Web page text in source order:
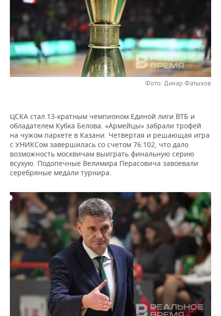
НЕФТЕХИМИЯ
НЕФТЬ
ОПК
ЭНЕРГЕТИКА
РОЗНИЧНАЯ ТОРГОВЛЯ
ТРАНСПОРТ
УСЛУГИ
НОВОСТИ ТЕХНОЛОГИЙ
IT
МЕДИА
МЕРОПРИЯТИЯ
НОВОСТИ МЕРОПРИЯТИЙ
ВЫЕЗДНАЯ РЕДАКЦИЯ
ОТКРЫТАЯ ЛЕКЦИЯ
СПОРТ
НОВОСТИ СПОРТА
БАСКЕТБОЛ
ВОЛЕЙБОЛ
КИБЕРСПОРТ
ФИГУРНОЕ КАТАНИЕ
ВОДНЫЕ ВИДЫ СПОРТА
ХОККЕЙ С МЯЧОМ
ОБЩЕСТВО
ИНФРАСТРУКТУРА
ИСТОРИЯ
КУЛЬТУРА
МЕДИЦИНА
ОБРАЗОВАНИЕ
ПРОИСШЕСТВИЯ
СПРАВОЧНИК
СПИСОК ПЕРСОН
СПИСОК КОМПАНИЙ
ПОЛНАЯ ВЕРСИЯ
Фото: Динар Фатыхов
ЦСКА стал 13-кратным чемпионом Единой лиги ВТБ и
обладателем Кубка Белова. «Армейцы» забрали трофей
на чужом паркете в Казани. Четвертая и решающая игра
с УНИКСом завершилась со счетом 76:102, что дало
возможность москвичам выиграть финальную серию
всухую. Подопечные Велимира Перасовича завоевали
серебряные медали турнира.